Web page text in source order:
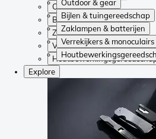
Outdoor & gear
Bijlen & tuingereedschap
Zaklampen & batterijen
Verrekijkers & monoculairs
Outdoor & gear
Bijlen & tuingereedschap
Zaklampen & batterijen
Verrekijkers & monoculairs
Explore